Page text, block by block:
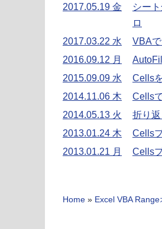
2017.05.19 金
シー
ロ
2017.03.22 水
VBA
2016.09.12 月
2015.09.09 水
Cells
2014.11.06 木
Cells
2014.05.13 火
折り
2013.01.24 木
Cells
2013.01.21 月
Cells
Home » Excel VBA Range